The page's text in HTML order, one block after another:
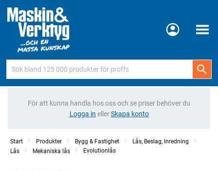
Meny
För att kunna handla hos oss och se priser behöver du
Logga in ellerSkapa konto
Start Produkter Bygg & Fastighet
Lås, Beslag, Inredning
Lås
Mekaniska lås Evolutionlås